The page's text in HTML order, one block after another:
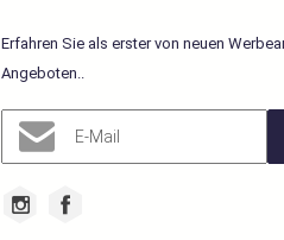
Erfahren Sie als erster von neuen
Angeboten..